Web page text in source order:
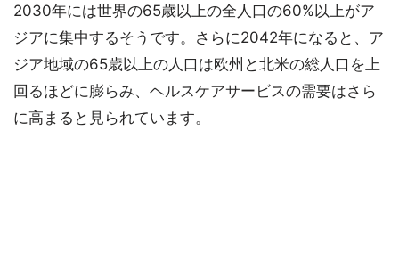
2030年には世界の65歳以上の全人口の60%以上がア
ジアに集中するそうです。さらに2042年になると、ア
ジア地域の65歳以上の人口は欧州と北米の総人口を上
回るほどに膨らみ、ヘルスケアサービスの需要はさら
に高まると見られています。